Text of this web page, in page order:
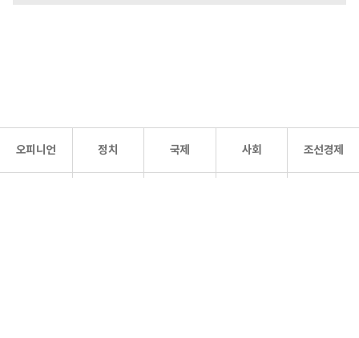
오피니언 정치 국제 사회 조선경제